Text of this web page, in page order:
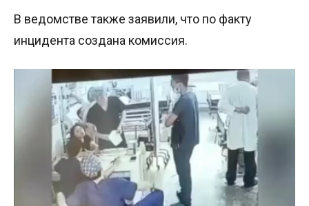
В ведомстве также заявили, что по факту
инцидента создана комиссия.